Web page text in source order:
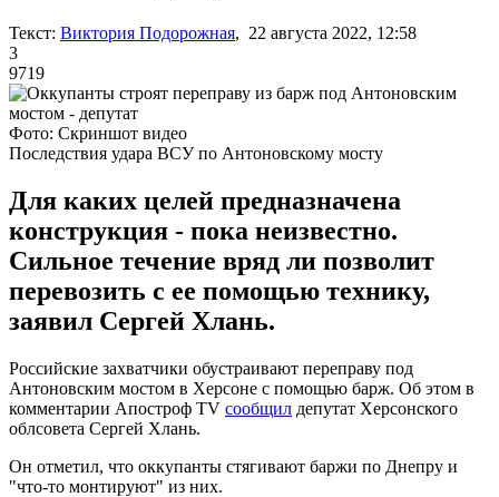
Текст: Виктория Подорожная, 22 августа 2022, 12:58
3
9719
Фото: Скриншот видео
Последствия удара ВСУ по Антоновскому мосту
Для каких целей предназначена
конструкция - пока неизвестно.
Сильное течение вряд ли позволит
перевозить с ее помощью технику,
заявил Сергей Хлань.
Российские захватчики обустраивают переправу под
Антоновским мостом в Херсоне с помощью барж. Об этом в
комментарии Апостроф TV сообщил депутат Херсонского
облсовета Сергей Хлань.
Он отметил, что оккупанты стягивают баржи по Днепру и
"что-то монтируют" из них.